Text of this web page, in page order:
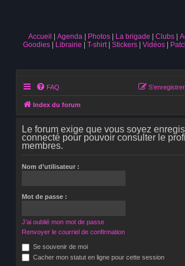
Accueil Agenda Photos La brigade Clubs
Goodies
Librairie T-shirt Stickers Vidéos
FAQ S’enregistrer
Index du forum
Le forum exige que vous soyez
connecté pour pouvoir consulter le
membres.
Nom d’utilisateur :
Mot de passe :
J’ai oublié mon mot de passe
Renvoyer le courriel de confirmation
Se souvenir de moi
Cacher mon statut en ligne pour cette session